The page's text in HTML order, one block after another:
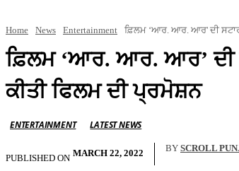
Home News Entertainment ਫ਼ਿਲਮ ‘ਆਰ. ਆਰ. ਆਰ' ਦੀ
ਫ਼ਿਲਮ ‘ਆਰ. ਆਰ. ਆਰ’ ਦੀ
ਕੀਤੀ ਫਿਲਮ ਦੀ ਪ੍ਰਮੋਸ਼ਨ
ENTERTAINMENT LATEST NEWS
PUBLISHED ON MARCH 22, 2022 BY SCROLL